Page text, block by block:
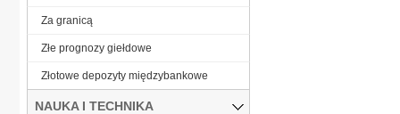
Za granicą
Złe prognozy giełdowe
Złotowe depozyty międzybankowe
NAUKA I TECHNIKA